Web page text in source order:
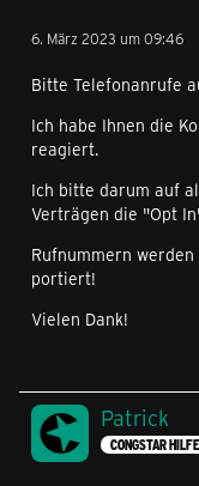
6. März 2023 um 09:46
Bitte Telefonanrufe
Ich habe Ihnen die
reagiert.
Ich bitte darum auf
Verträgen die "Opt
Rufnummern
portiert!
Vielen Dank!
Patrick
CONGSTAR